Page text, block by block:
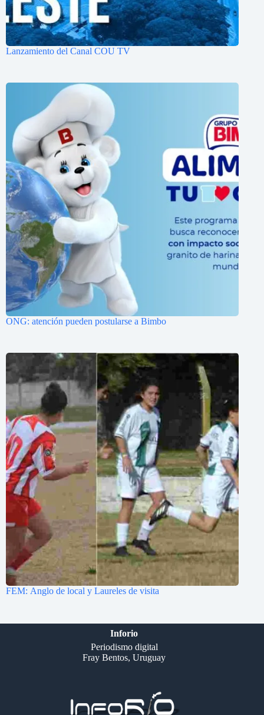
Lanzamiento del Canal COU TV
ONG: atención pueden postularse a Bimbo
FEM: Anglo de local y Laureles de visita
Inforio
Periodismo digital
Fray Bentos, Uruguay